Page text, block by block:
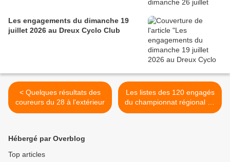
Les engagements du dimanche 19
juillet 2026 au Dreux Cyclo Club
< Quelques résultats des
coureurs du 28 à l'extérieur
Les listes des 120 engagés
du championnat régional de
l'Avenir du samedi 21
Hébergé par Overblog
Top articles